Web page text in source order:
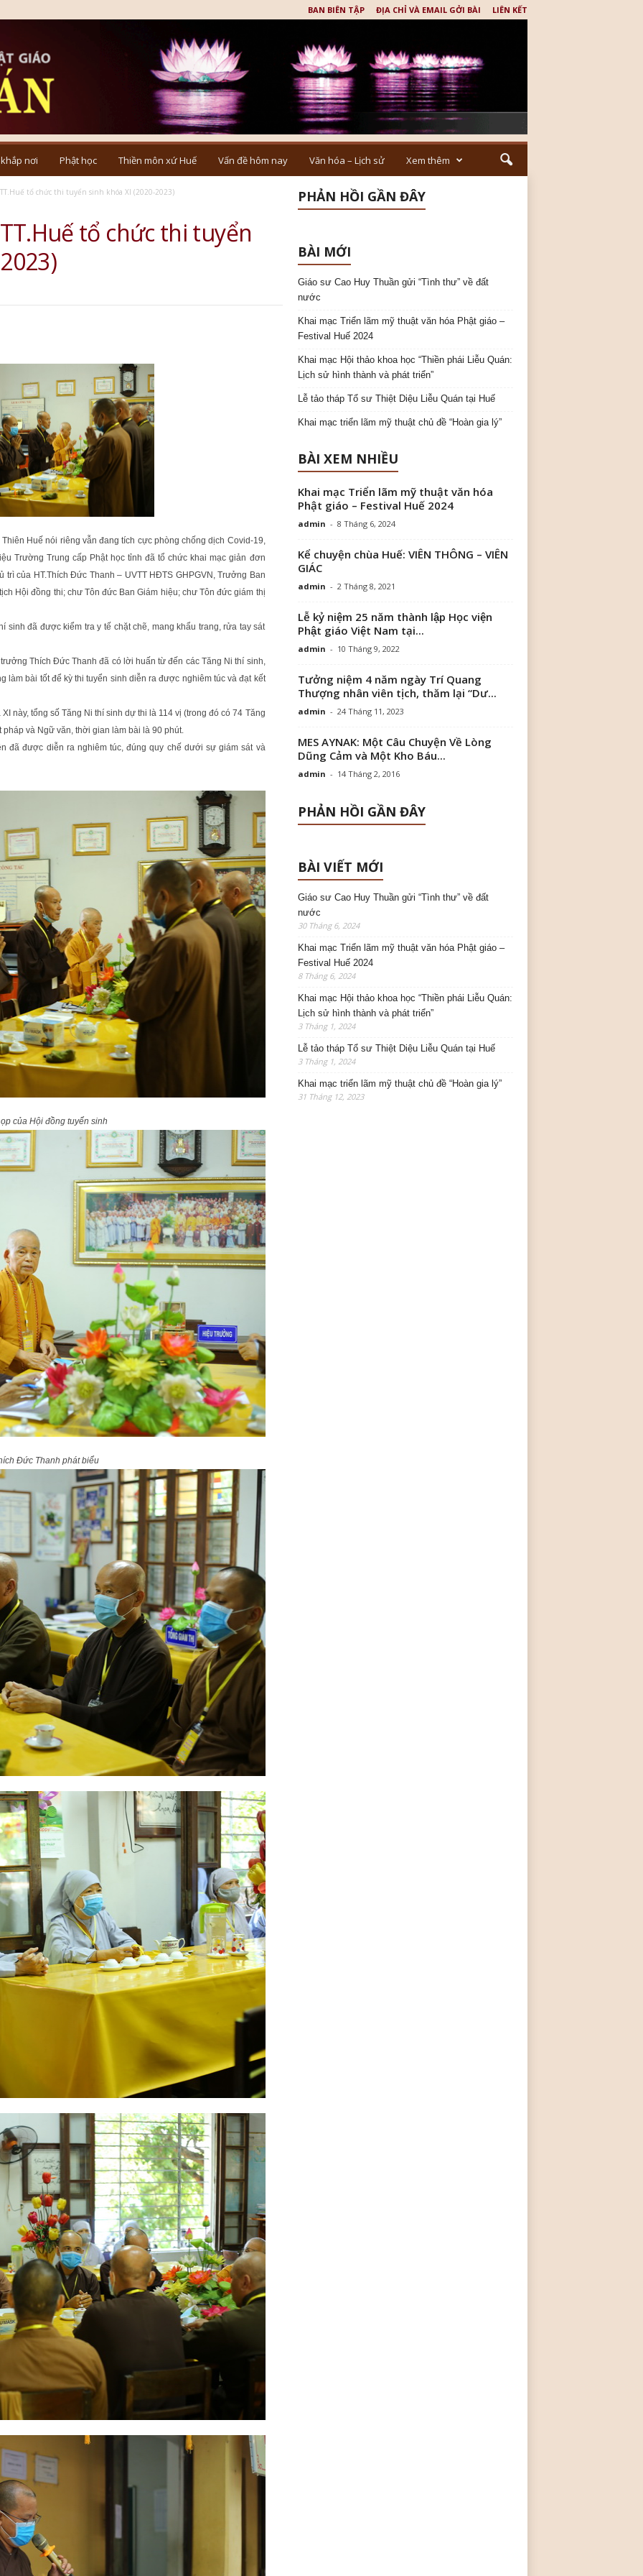
BAN BIÊN TẬP ĐỊA CHỈ VÀ EMAIL GỞI BÀI LIÊN KẾT
nơi Phật học Thiền môn xứ Huế Vấn đề hôm nay Văn hóa – Lịch sử Xem thêm
tổ chức thi tuyển sinh khóa XI (2020-2023)
tổ chức thi tuyển
Huế nói riêng vẫn đang tích cực phòng chống dịch Covid-19,
Trường Trung cấp Phật học tỉnh đã tổ chức khai mạc giản đơn
của HT.Thích Đức Thanh – UVTT HĐTS GHPGVN, Trưởng Ban
Hội đồng thi; chư Tôn đức Ban Giám hiệu; chư Tôn đức giám thị
sinh đã được kiểm tra y tế chặt chẽ, mang khẩu trang, rửa tay sát
Thích Đức Thanh đã có lời huấn từ đến các Tăng Ni thí sinh,
làm bài tốt để kỳ thi tuyển sinh diễn ra được nghiêm túc và đạt kết
này, tổng số Tăng Ni thí sinh dự thi là 114 vị (trong đó có 74 Tăng
và Ngữ văn, thời gian làm bài là 90 phút.
đã được diễn ra nghiêm túc, đúng quy chế dưới sự giám sát và
của Hội đồng tuyển sinh
Đức Thanh phát biểu
PHẢN HỒI GẦN ĐÂY
BÀI MỚI
Giáo sư Cao Huy Thuần gửi “Tình thư” về đất
nước
Khai mạc Triển lãm mỹ thuật văn hóa Phật giáo –
Festival Huế 2024
Khai mạc Hội thảo khoa học “Thiền phái Liễu Quán:
Lịch sử hình thành và phát triển”
Lễ tảo tháp Tổ sư Thiệt Diệu Liễu Quán tại Huế
Khai mạc triển lãm mỹ thuật chủ đề “Hoàn gia lý”
BÀI XEM NHIỀU
Khai mạc Triển lãm mỹ thuật văn hóa
Phật giáo – Festival Huế 2024
admin - 8 Tháng 6, 2024
Kể chuyện chùa Huế: VIÊN THÔNG – VIÊN
GIÁC
admin - 2 Tháng 8, 2021
Lễ kỷ niệm 25 năm thành lập Học viện
Phật giáo Việt Nam tại...
admin - 10 Tháng 9, 2022
Tưởng niệm 4 năm ngày Trí Quang
Thượng nhân viên tịch, thăm lại “Dư...
admin - 24 Tháng 11, 2023
MES AYNAK: Một Câu Chuyện Về Lòng
Dũng Cảm và Một Kho Báu...
admin - 14 Tháng 2, 2016
PHẢN HỒI GẦN ĐÂY
BÀI VIẾT MỚI
Giáo sư Cao Huy Thuần gửi “Tình thư” về đất
nước
30 Tháng 6, 2024
Khai mạc Triển lãm mỹ thuật văn hóa Phật giáo –
Festival Huế 2024
8 Tháng 6, 2024
Khai mạc Hội thảo khoa học “Thiền phái Liễu Quán:
Lịch sử hình thành và phát triển”
3 Tháng 1, 2024
Lễ tảo tháp Tổ sư Thiệt Diệu Liễu Quán tại Huế
3 Tháng 1, 2024
Khai mạc triển lãm mỹ thuật chủ đề “Hoàn gia lý”
31 Tháng 12, 2023